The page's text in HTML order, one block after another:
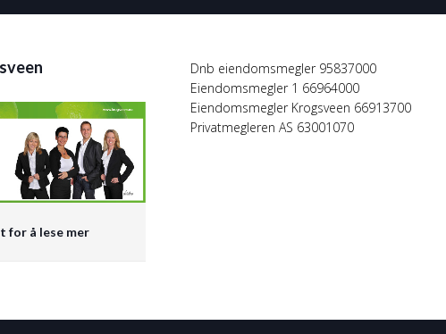
for å lese mer
Dnb eiendomsmegler 95837000
Eiendomsmegler 1 66964000
Eiendomsmegler Krogsveen 66913700
Privatmegleren AS 63001070